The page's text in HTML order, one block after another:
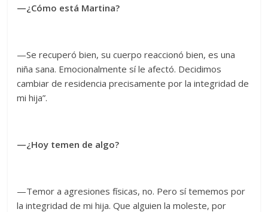
—¿Cómo está Martina?
—Se recuperó bien, su cuerpo reaccionó bien, es una
niña sana. Emocionalmente sí le afectó. Decidimos
cambiar de residencia precisamente por la integridad de
mi hija”.
—¿Hoy temen de algo?
—Temor a agresiones físicas, no. Pero sí tememos por
la integridad de mi hija. Que alguien la moleste, por